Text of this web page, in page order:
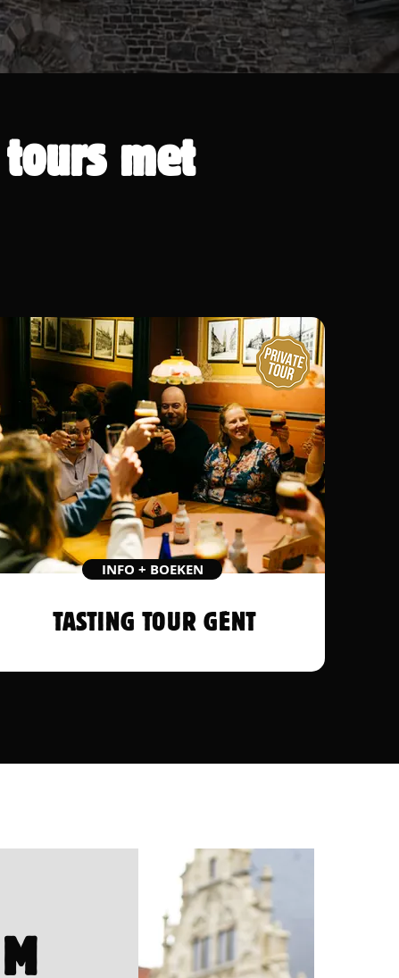
met
TASTING TOUR GENT
INFO + BOEKEN